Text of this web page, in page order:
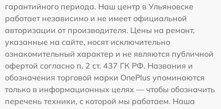
гарантийного периода. Наш центр в Ульяновске
работает независимо и не имеет официальной
авторизации от производителя. Цены на ремонт,
указанные на сайте, носят исключительно
ознакомительный характер и не являются публичной
офертой согласно п. 2 ст. 437 ГК РФ. Названия и
обозначения торговой марки OnePlus упоминаются
только в информационных целях — чтобы обозначить
перечень техники, с которой мы работаем. Наша